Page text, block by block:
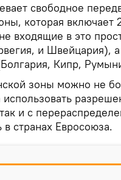
свободное
которая включает
входящие в это
и Швейцария),
Кипр,
зоны можно не
и с
странах Евросоюза.